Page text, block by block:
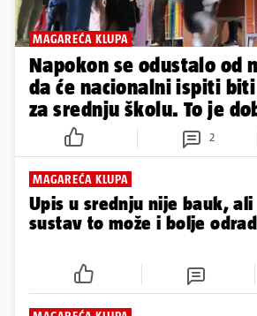
MAGAREĆA KLUPA
Napokon se odustalo od
da će nacionalni ispiti
za srednju školu. To je
2
MAGAREĆA KLUPA
Upis u srednju nije bauk, ali
sustav to može i bolje